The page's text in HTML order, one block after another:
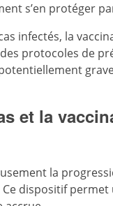
s’en protéger
infectés, la
protocoles de
et la
la
dispositif